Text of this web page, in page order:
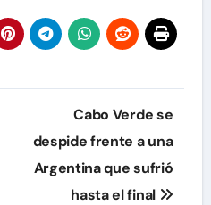
Cabo Verde se
despide frente a una
Argentina que sufrió
hasta el final